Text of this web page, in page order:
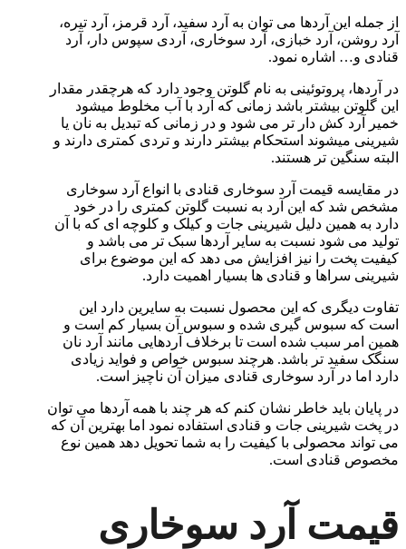
از جمله این آردها می توان به آرد سفید، آرد قرمز، آرد تیره،
آرد روشن، آرد خبازی، آرد سوخاری، آردی سپوس دار، آرد
قنادی و… اشاره نمود.
در آردها، پروتوئینی به نام گلوتن وجود دارد که هرچقدر مقدار
این گلوتن بیشتر باشد زمانی که آرد با آب مخلوط میشود
خمیر آرد کش دار تر می شود و در زمانی که تبدیل به نان یا
شیرینی میشوند استحکام بیشتر دارند و تردی کمتری دارند و
البته سنگین تر هستند.
در مقایسه قیمت آرد سوخاری قنادی با انواع آرد سوخاری
مشخص شد که این آرد به نسبت گلوتن کمتری را در خود
دارد به همین دلیل شیرینی جات و کیلک و کلوچه ای که با آن
تولید می شود نسبت به سایر آردها سبک تر می باشد و
کیفیت پخت را نیز افزایش می دهد که این موضوع برای
شیرینی سراها و قنادی ها بسیار اهمیت دارد.
تفاوت دیگری که این محصول نسبت به سایرین دارد این
است که سبوس گیری شده و سبوس آن بسیار کم است و
همین امر سبب شده است تا برخلاف آردهایی مانند آرد نان
سنگک سفید تر باشد. هرچند سبوس خواص و فواید زیادی
دارد اما در آرد سوخاری قنادی میزان آن ناچیز است.
در پایان باید خاطر نشان کنم که هر چند با همه آردها می توان
در پخت شیرینی جات و قنادی استفاده نمود اما بهترین آن که
می تواند محصولی با کیفیت را به شما تحویل دهد همین نوع
مخصوص قنادی است.
قیمت آرد سوخاری